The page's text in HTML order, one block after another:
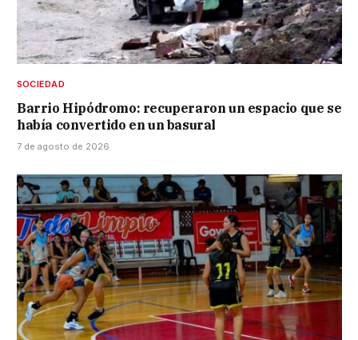
SOCIEDAD
Barrio Hipódromo: recuperaron un espacio que se
había convertido en un basural
7 de agosto de 2026